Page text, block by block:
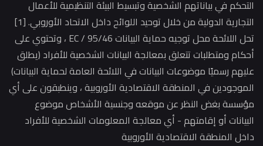
في بياناتهم الشخصية وتبسيط البيئة التنظيمية للأعمال
التجارية الدولية من خلال توحيد اللوائح داخل الاتحاد الأوروبي. [1]
تحل اللائحة محل توجيه حماية البيانات 95/46 / EC ، وتحتوي على
ومتطلبات تتعلق بمعالجة البيانات الشخصية للأفراد (يطلق
رسميًا موضوعات البيانات في اللائحة العامة لحماية البيانات)
في المنطقة الاقتصادية الأوروبية ، وينطبقون على أي
بغض النظر عن موقعه وجنسية الأشخاص موضوع
أو إقامتهم - أي معالجة المعلومات الشخصية للأفراد
المنطقة الاقتصادية الأوروبية